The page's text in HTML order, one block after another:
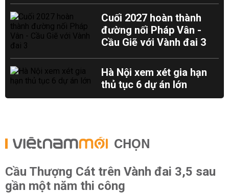
Cuối 2027 hoàn thành
đường nối Pháp Vân -
Cầu Giẽ với Vành đai 3
Hà Nội xem xét gia hạn
thủ tục 6 dự án lớn
CHỌN
Cầu Thượng Cát trên Vành đai 3,5 sau
gần một năm thi công